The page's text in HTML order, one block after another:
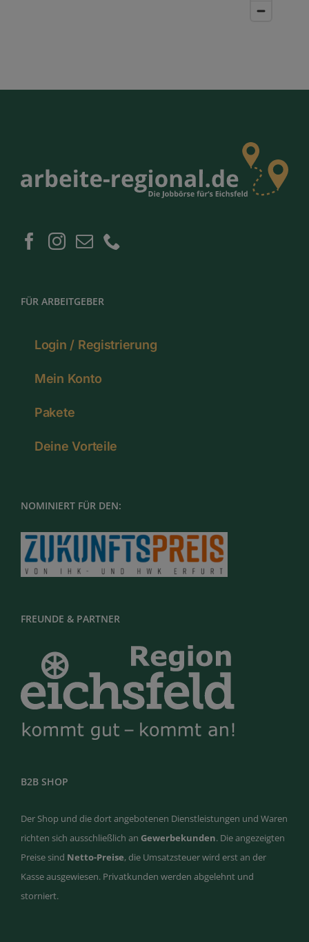
FÜR ARBEITGEBER
Login / Registrierung
Mein Konto
Pakete
Deine Vorteile
NOMINIERT FÜR DEN:
FREUNDE & PARTNER
B2B SHOP
Der Shop und die dort angebotenen Dienstleistungen und Waren
richten sich ausschließlich an Gewerbekunden. Die angezeigten
Preise sind Netto-Preise, die Umsatzsteuer wird erst an der
Kasse ausgewiesen. Privatkunden werden abgelehnt und
storniert.